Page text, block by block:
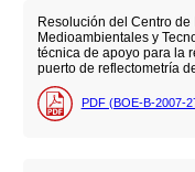
Resolución del Centro
Medioambientales y
técnica de apoyo para la
puerto de reflectometría
PDF (BOE-B-2007-